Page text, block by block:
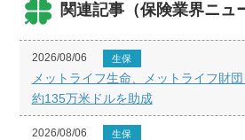
関連記事（保険業界ニュ
2026/08/06 生保
メットライフ生命、メットライフ財
約135万米ドルを助成
2026/08/06 生保